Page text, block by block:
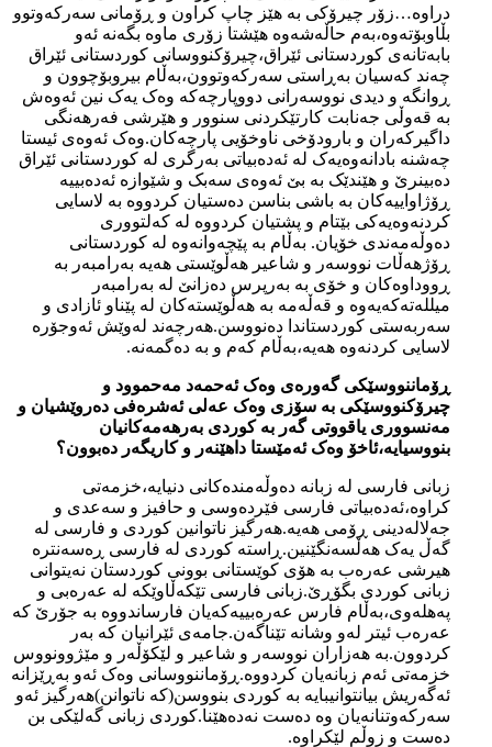
دراوە…زۆر چیرۆکی بە هێز چاپ کراون و ڕۆمانی سەرکەوتوو
بڵاوبۆتەوە،بەم حاڵەشەوە هێشتا زۆری ماوە بگەنە ئەو
بابەتانەی کوردستانی ئێراق،چیرۆکنووسانی کوردستانی ئێراق
چەند کەسیان بەڕاستی سەرکەوتوون،بەڵام بیروبۆچوون و
ڕوانگە و دیدی نووسەرانی دووپارچەکە وەک یەک نین ئەوەش
بە قەوڵی جەنابت کارتێکردنی سنوور و هێرشی فەرهەنگی
داگیرکەران و بارودۆخی ناوخۆیی پارچەکان.وەک ئەوەی ئیستا
چەشنە بادانەوەیەک لە ئەدەبیاتی بەرگری لە کوردستانی ئێراق
دەبینرێ و هێندێک بە بێ ئەوەی سەبک و شێوازە ئەدەبییە
ڕۆژاواییەکان بە باشی بناسن دەستیان کردووە بە لاسایی
کردنەوەیەکی بێتام و پشتیان کردووە لە کەلتووری
دەوڵەمەندی خۆیان. بەڵام بە پێچەوانەوە لە کوردستانی
ڕۆژهەڵات نووسەر و شاعیر هەڵوێستی هەیە بەرامبەر بە
ڕووداوەکان و خۆی بە بەرپرس دەزانێ لە بەرامبەر
میللەتەکەیەوە و قەڵەمە بە هەڵوێستەکان لە پێناو ئازادی و
سەربەستی کوردستاندا دەنووسن.هەرچەند لەوێش ئەوجۆرە
لاسایی کردنەوە هەیە،بەڵام کەم و بە دەگمەنە.
ڕۆماننووسێکی گەورەی وەک ئەحمەد مەحموود و
چیرۆکنووسێکی بە سۆزی وەک عەلی ئەشرەفی دەروێشیان و
مەنسووری یاقووتی گەر بە کوردی بەرهەمەکانیان
بنووسیایە،ئاخۆ وەک ئەمێستا داهێنەر و کاریگەر دەبوون؟
زبانی فارسی لە زبانە دەوڵەمندەکانی دنیایە،خزمەتی
کراوە،ئەدەبیاتی فارسی فێردەوسی و حافیز و سەعدی و
جەلالەدینی ڕۆمی هەیە.هەرگیز ناتوانین کوردی و فارسی لە
گەڵ یەک هەڵسەنگێنین.ڕاستە کوردی لە فارسی ڕەسەنترە
هیرشی عەرەب بە هۆی کوێستانی بوونی کوردستان نەیتوانی
زبانی کوردی بگۆڕێ.زبانی فارسی تێکەڵاوێکە لە عەرەبی و
پەهلەوی،بەڵام فارس عەرەبییەکەیان فارساندووە بە جۆرێ کە
عەرەب ئیتر لەو وشانە تێناگەن.جامەی ئێرانیان کە بەر
کردوون.بە هەزاران نووسەر و شاعیر و لێکۆڵەر و مێژوونووس
خزمەتی ئەم زبانەیان کردووە.ڕۆماننووسانی وەک ئەو بەڕێزانە
ئەگەریش بیانتوانیبایە بە کوردی بنووسن(کە ناتوانن)هەرگیز ئەو
سەرکەوتنانەیان وە دەست نەدەهێنا.کوردی زبانی گەلێکی بن
دەست و زوڵم لێکراوە.